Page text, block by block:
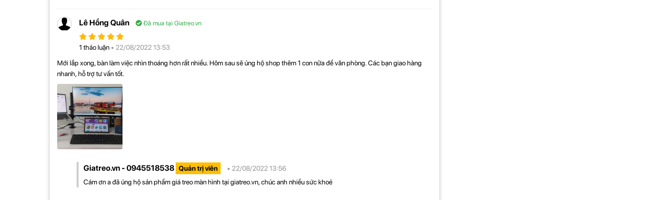
- Hỗ trợ sử dụng màn hình máy tính và laptop cùng lúc một cách dễ dàng.
Lê Hồng Quân Đã mua tại Giatreo.vn
1 thảo luận • 22/08/2022 13:53
Mới lắp xong, bàn làm việc nhìn thoáng hơn rất nhiều. Hôm sau sẽ ủng hộ shop thêm 1 con nữa để văn phòng. Các bạn giao hàng
nhanh, hỗ trợ tư vấn tốt.
Giatreo.vn - 0945518538 Quản trị viên
• 22/08/2022 13:56
Cám ơn a đã ủng hộ sản phẩm giá treo màn hình tại giatreo.vn, chúc anh nhiều sức khoẻ